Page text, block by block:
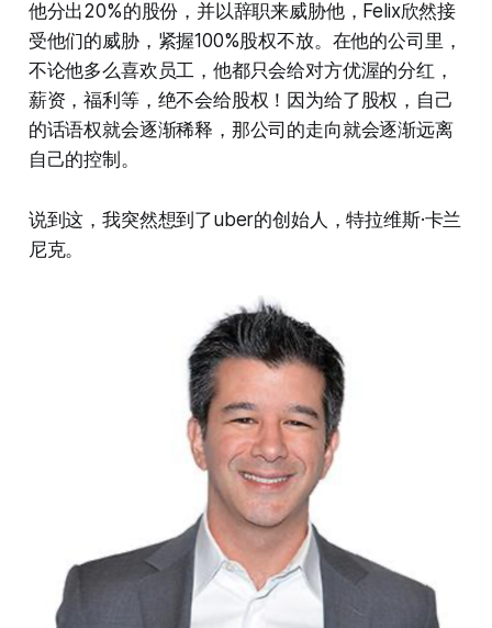
他分出20%的股份，并以辞职来威胁他，Felix欣然接
受他们的威胁，紧握100%股权不放。在他的公司里，
不论他多么喜欢员工，他都只会给对方优渥的分红，
薪资，福利等，绝不会给股权！因为给了股权，自己
的话语权就会逐渐稀释，那公司的走向就会逐渐远离
自己的控制。
说到这，我突然想到了uber的创始人，特拉维斯·卡兰
尼克。